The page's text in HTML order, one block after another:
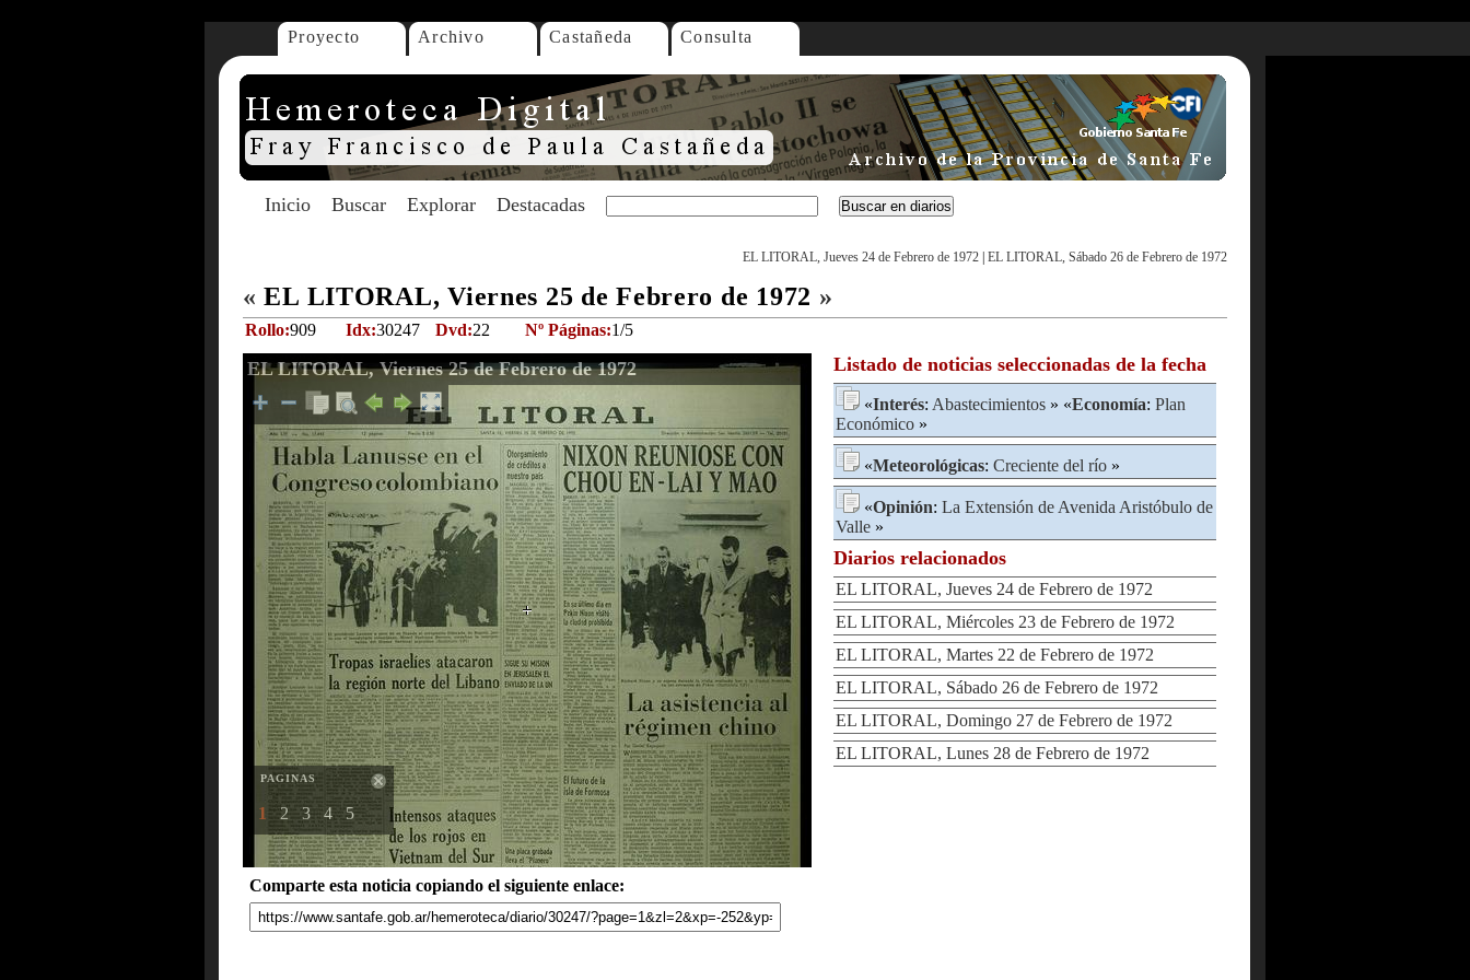
Proyecto Archivo Castañeda Consulta
Inicio Buscar Explorar Destacadas
EL LITORAL, Jueves 24 de Febrero de 1972 EL LITORAL, Sábado 26 de Febrero de 1972
« EL LITORAL, Viernes 25 de Febrero de 1972 »
Rollo:909 Idx:30247 Dvd:22 Nº Páginas:1/5
EL LITORAL, Viernes 25 de Febrero de 1972
PAGINAS
1 2 3 4 5
Comparte esta noticia copiando el siguiente enlace:
Listado de noticias seleccionadas de la fecha
«Interés: Abastecimientos » «Economía: Plan
Económico »
«Meteorológicas: Creciente del río »
«Opinión: La Extensión de Avenida Aristóbulo de
Valle »
Diarios relacionados
EL LITORAL, Jueves 24 de Febrero de 1972
EL LITORAL, Miércoles 23 de Febrero de 1972
EL LITORAL, Martes 22 de Febrero de 1972
EL LITORAL, Sábado 26 de Febrero de 1972
EL LITORAL, Domingo 27 de Febrero de 1972
EL LITORAL, Lunes 28 de Febrero de 1972